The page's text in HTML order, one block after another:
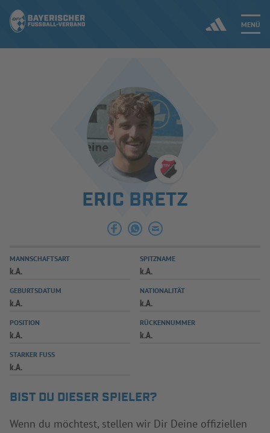
MENÜ
ERGEBNISSE & WETTBEWERBE
SPIELBETRIEB & VERBANDSLEBEN
AUSBILDUNG & FÖRDERUNG
SPIELPLUS
ERIC BRETZ
MANNSCHAFTSART
k.A.
SPITZNAME
k.A.
GEBURTSDATUM
k.A.
NATIONALITÄT
k.A.
POSITION
k.A.
RÜCKENNUMMER
k.A.
STARKER FUSS
k.A.
BIST DU DIESER SPIELER?
Wenn du möchtest, stellen wir Dir Deine offiziellen